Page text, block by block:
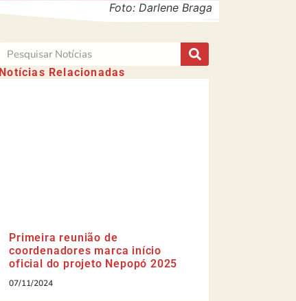
Foto: Darlene Braga
Notícias Relacionadas
Primeira reunião de
coordenadores marca início
oficial do projeto Nepopó 2025
07/11/2024